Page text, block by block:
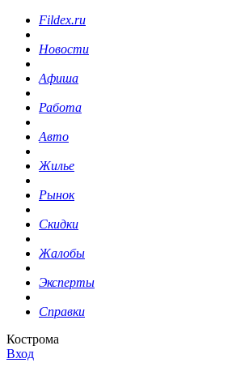
Fildex.ru
Новости
Афиша
Работа
Авто
Жилье
Рынок
Скидки
Жалобы
Эксперты
Справки
Кострома
Вход